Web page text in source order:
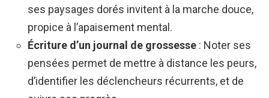
ses paysages dorés invitent à la marche douce,
propice à l’apaisement mental.
Écriture d’un journal de grossesse : Noter ses
pensées permet de mettre à distance les peurs,
d’identifier les déclencheurs récurrents, et de